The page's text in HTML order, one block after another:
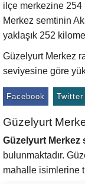
ilçe merkezine 254
Merkez semtinin
yaklaşık 252
Güzelyurt Merkez
seviyesine göre
Facebook Twitter
Güzelyurt
Güzelyurt Merkez
bulunmaktadır.
mahalle isimlerine